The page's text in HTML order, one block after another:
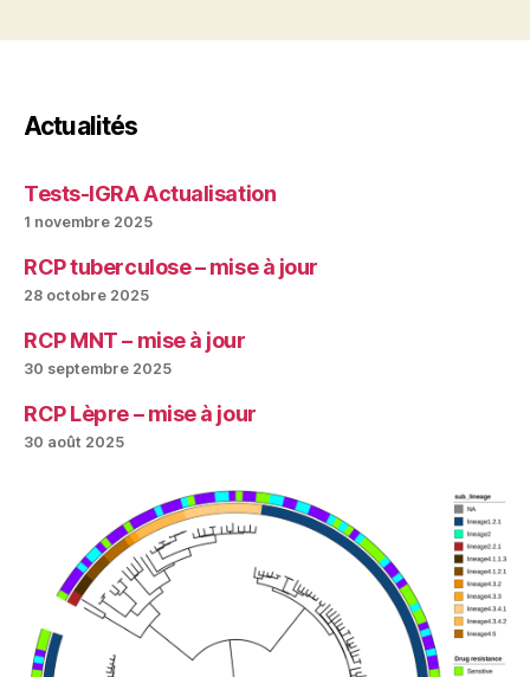
Actualités
Tests-IGRA Actualisation
1 novembre 2025
RCP tuberculose – mise à jour
28 octobre 2025
RCP MNT – mise à jour
30 septembre 2025
RCP Lèpre – mise à jour
30 août 2025